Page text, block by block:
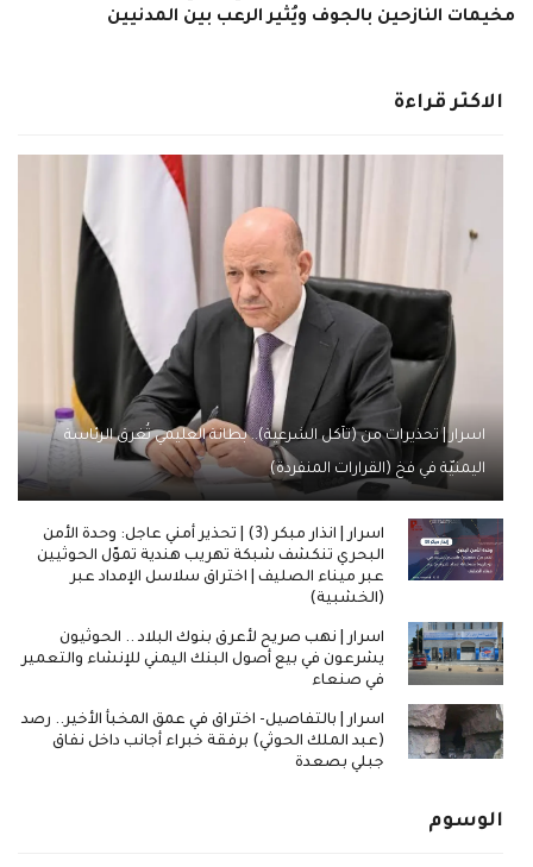
مخيمات النازحين بالجوف ويُثير الرعب بين المدنيين
الاكثر قراءة
اسرار | تحذيرات من (تآكل الشرعية).. بطانة العليمي تُغرق الرئاسة
اليمنيّة في فخ (القرارات المنفردة)
اسرار | انذار مبكر (3) | تحذير أمني عاجل: وحدة الأمن
البحري تنكشف شبكة تهريب هندية تموّل الحوثيين
عبر ميناء الصليف | اختراق سلاسل الإمداد عبر
(الخشبية)
اسرار | نهب صريح لأعرق بنوك البلاد .. الحوثيون
يشرعون في بيع أصول البنك اليمني للإنشاء والتعمير
في صنعاء
اسرار | بالتفاصيل- اختراق في عمق المخبأ الأخير.. رصد
(عبد الملك الحوثي) برفقة خبراء أجانب داخل نفاق
جبلي بصعدة
الوسوم